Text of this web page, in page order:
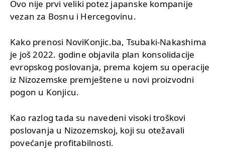
Ovo nije prvi veliki potez japanske kompanije
vezan za Bosnu i Hercegovinu.
Kako prenosi NoviKonjic.ba, Tsubaki-Nakashima
je još 2022. godine objavila plan konsolidacije
evropskog poslovanja, prema kojem su operacije
iz Nizozemske premještene u novi proizvodni
pogon u Konjicu.
Kao razlog tada su navedeni visoki troškovi
poslovanja u Nizozemskoj, koji su otežavali
povećanje profitabilnosti.